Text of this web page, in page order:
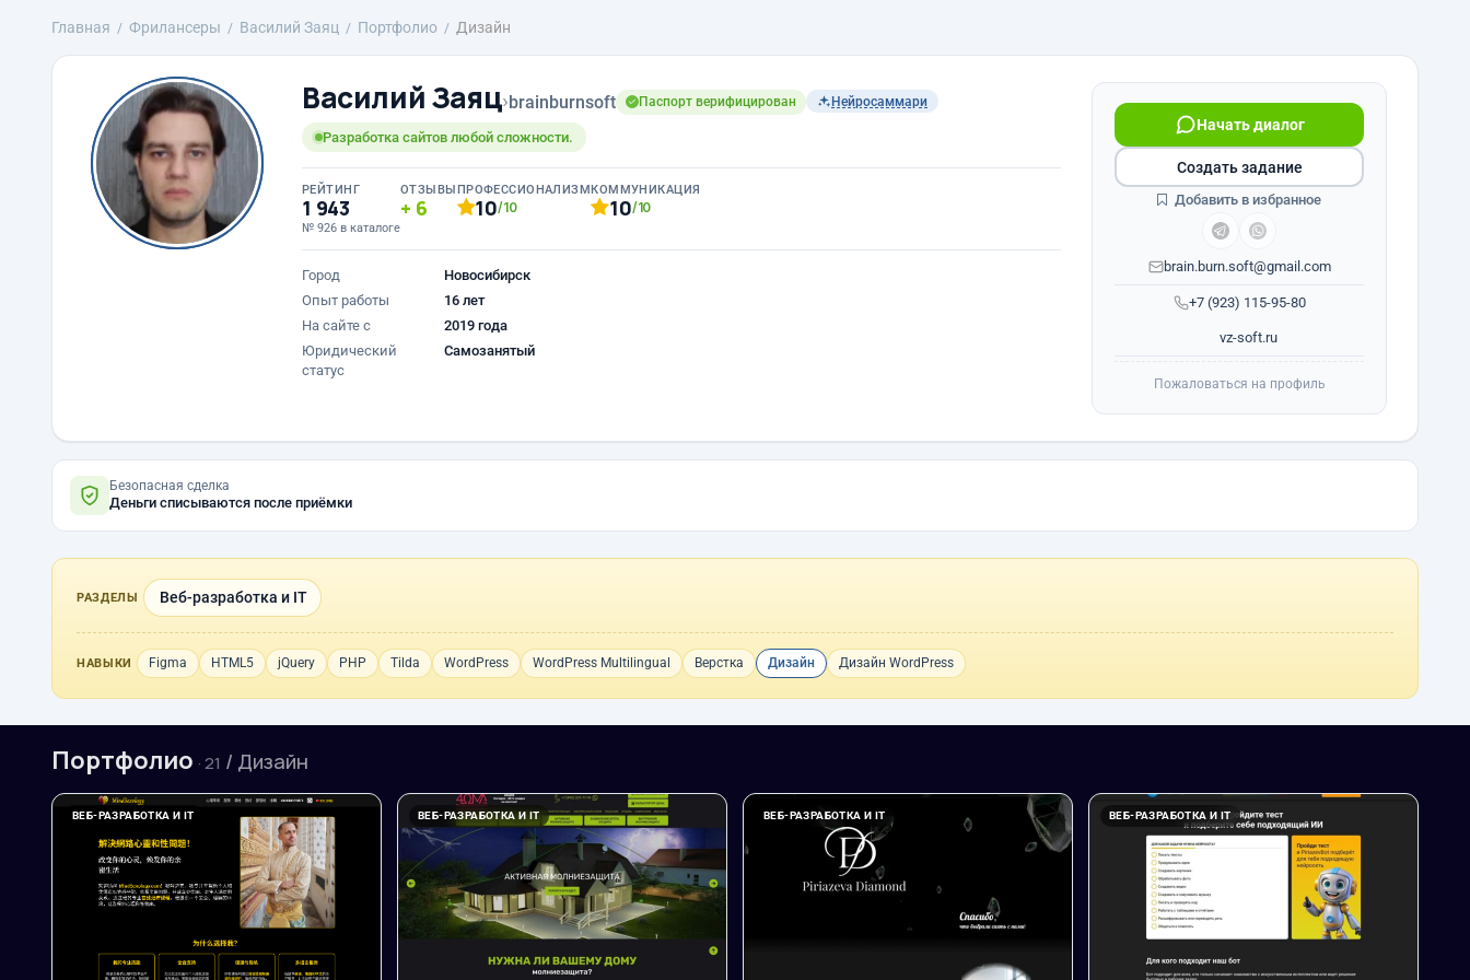
Главная Фрилансеры Василий Заяц Портфолио Дизайн
Василий Заяц›brainburnsoft Паспорт верифицирован Нейросаммари
Разработка сайтов любой сложности.
РЕЙТИНГ
1 943
№ 926 в каталоге
ОТЗЫВЫ
6
ПРОФЕССИОНАЛИЗМ
10/10
КОММУНИКАЦИЯ
10/10
Город
Новосибирск
Опыт работы
16 лет
На сайте с
2019 года
Юридический
статус
Самозанятый
+7 (923) 115-95-80
Начать диалог
brain.burn.soft@gmail.com
vz-soft.ru
Создать задание
Добавить в избранное
Пожаловаться на профиль
Безопасная сделка
Деньги списываются после приёмки
РАЗДЕЛЫ Веб-разработка и IT
НАВЫКИ Figma HTML5 jQuery PHP Tilda WordPress WordPress Multilingual Верстка Дизайн Дизайн WordPress
Портфолио · 21 / Дизайн
ВЕБ-РАЗРАБОТКА И IT ВЕБ-РАЗРАБОТКА И IT ВЕБ-РАЗРАБОТКА И IT ВЕБ-РАЗРАБОТКА И IT